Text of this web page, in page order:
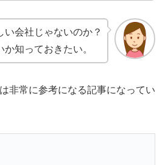
い会社じゃないのか？
知っておきたい。
非常に参考になる記事になってい